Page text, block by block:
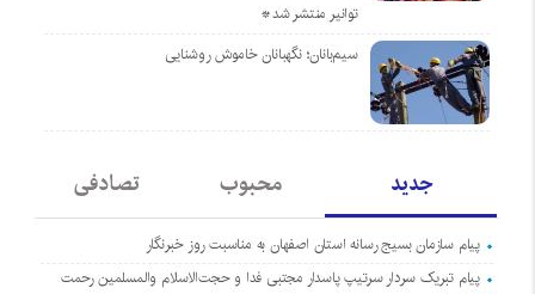
توانیر منتشر شد*
سیم‌بانان؛ نگهبانان خاموش روشنایی
جدید محبوب تصادفی
پیام سازمان بسیج رسانه استان اصفهان به مناسبت روز خبرنگار
پیام تبریک سردار سرتیپ پاسدار مجتبی فدا و حجت‌الاسلام والمسلمین رحمت